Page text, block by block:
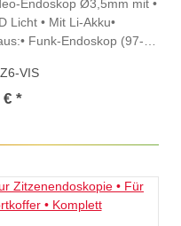
Li-Akku•
(97-
4530-10)
VIS
€ *